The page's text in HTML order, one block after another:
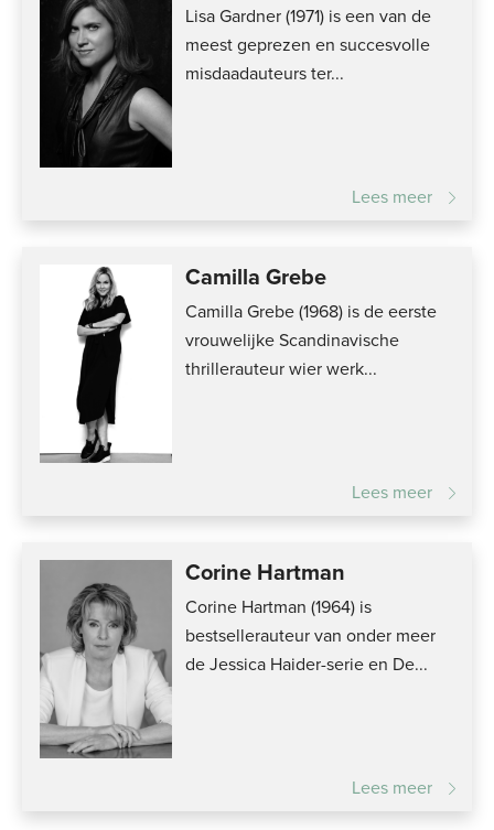
Lisa Gardner (1971) is een van de
meest geprezen en succesvolle
misdaadauteurs ter...
Lees meer
Camilla Grebe
Camilla Grebe (1968) is de eerste
vrouwelijke Scandinavische
thrillerauteur wier werk...
Lees meer
Corine Hartman
Corine Hartman (1964) is
bestsellerauteur van onder meer
de Jessica Haider-serie en De...
Lees meer